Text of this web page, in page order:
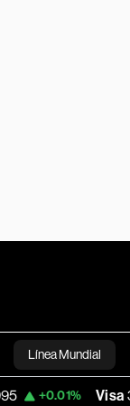
Línea Mundial
Bloomberg
Visa 370.47